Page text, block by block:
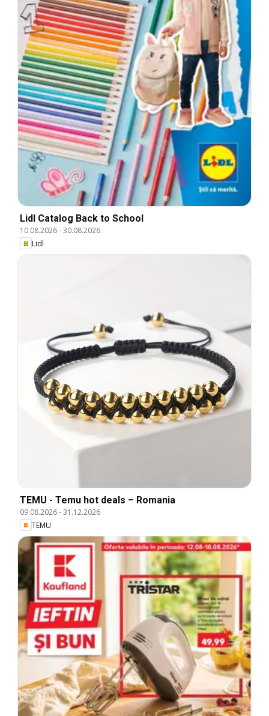
Lidl Catalog Back to School
10.08.2026-30.08.2026
Lidl
TEMU - Temu hot deals – Romania
09.08.2026-31.12.2026
TEMU